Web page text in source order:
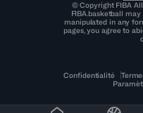
© Copyright FIBA
FIBA.basketball
manipulated in any
pages, you agree to
Confidentialité